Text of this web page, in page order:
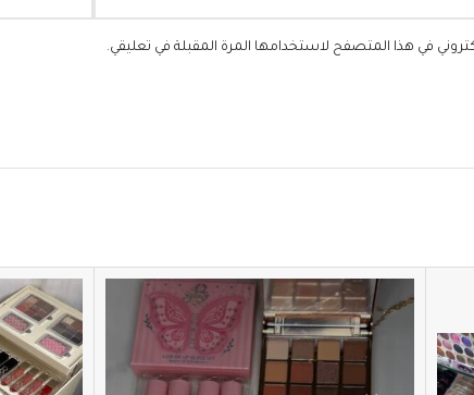
في هذا المتصفح لاستخدامها المرة المقبلة في تعليقي.